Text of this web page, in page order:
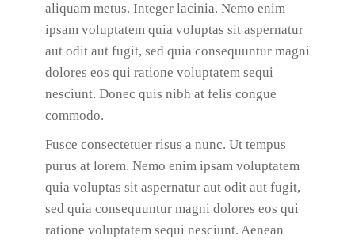
aliquam metus. Integer lacinia. Nemo enim
ipsam voluptatem quia voluptas sit aspernatur
aut odit aut fugit, sed quia consequuntur magni
dolores eos qui ratione voluptatem sequi
nesciunt. Donec quis nibh at felis congue
commodo.
Fusce consectetuer risus a nunc. Ut tempus
purus at lorem. Nemo enim ipsam voluptatem
quia voluptas sit aspernatur aut odit aut fugit,
sed quia consequuntur magni dolores eos qui
ratione voluptatem sequi nesciunt. Aenean